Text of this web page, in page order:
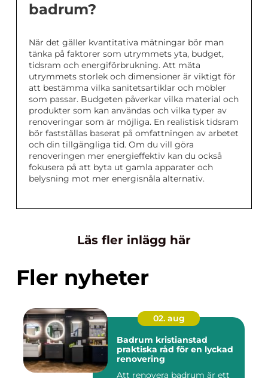
badrum?
När det gäller kvantitativa mätningar bör man
tänka på faktorer som utrymmets yta, budget,
tidsram och energiförbrukning. Att mäta
utrymmets storlek och dimensioner är viktigt för
att bestämma vilka sanitetsartiklar och möbler
som passar. Budgeten påverkar vilka material och
produkter som kan användas och vilka typer av
renoveringar som är möjliga. En realistisk tidsram
bör fastställas baserat på omfattningen av arbetet
och din tillgängliga tid. Om du vill göra
renoveringen mer energieffektiv kan du också
fokusera på att byta ut gamla apparater och
belysning mot mer energisnåla alternativ.
Läs fler inlägg här
Fler nyheter
02. aug
Badrum kristianstad
praktiska råd för en lyckad
renovering
Att renovera badrum är ett